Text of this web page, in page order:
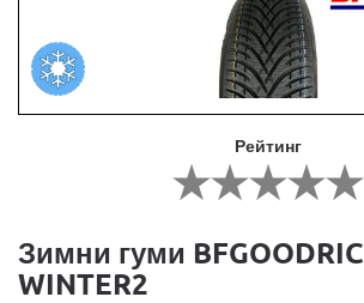
Рейтинг
Зимни гуми
WINTER2